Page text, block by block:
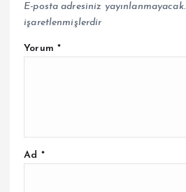
E-posta adresiniz yayınlanmayacak.
işaretlenmişlerdir
Yorum *
Ad *